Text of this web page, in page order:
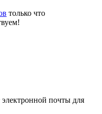
только что
почты для